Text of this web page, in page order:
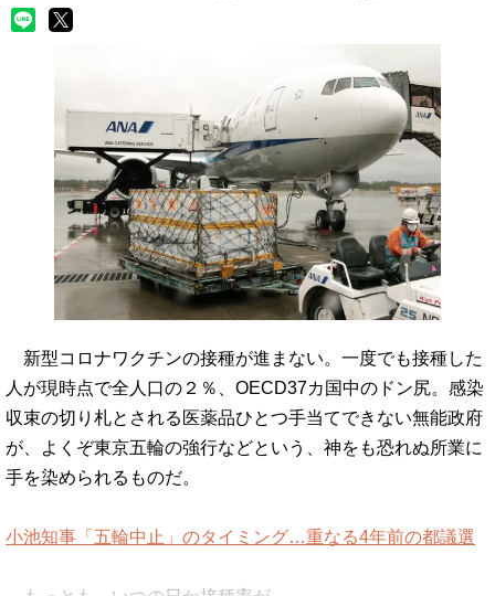
新型コロナワクチンの接種が進まない。一度でも接種した
人が現時点で全人口の２％、OECD37カ国中のドン尻。感染
収束の切り札とされる医薬品ひとつ手当てできない無能政府
が、よくぞ東京五輪の強行などという、神をも恐れぬ所業に
手を染められるものだ。
小池知事「五輪中止」のタイミング…重なる4年前の都議選